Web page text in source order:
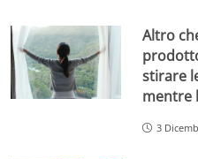
Altro
stirare
mentre
3